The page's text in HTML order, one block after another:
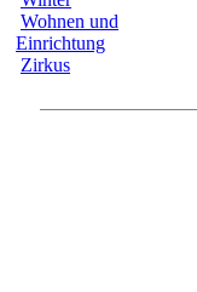
Wohnen und
Einrichtung
Zirkus